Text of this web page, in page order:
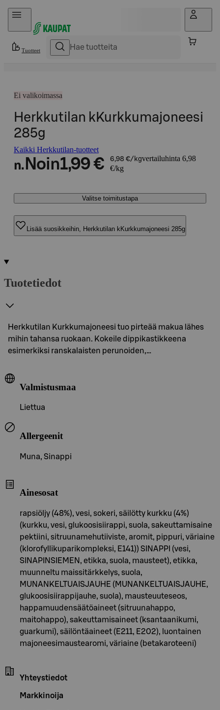
Hyppää sisältöön
Tuotteet
Ei valikoimassa
Herkkutilan kKurkkumajoneesi
285g
Kaikki Herkkutilan-tuotteet
n. Noin1,99 € 6,98 €/kgvertailuhinta 6,98
€/kg
Valitse toimitustapa
Lisää suosikkeihin, Herkkutilan kKurkkumajoneesi 285g
Tuotetiedot
Herkkutilan Kurkkumajoneesi tuo pirteää makua lähes
mihin tahansa ruokaan. Kokeile dippikastikkeena
esimerkiksi ranskalaisten perunoiden,…
Valmistusmaa
Liettua
Allergeenit
Muna, Sinappi
Ainesosat
rapsiöljy (48%), vesi, sokeri, säilötty kurkku (4%)
(kurkku, vesi, glukoosisiirappi, suola, sakeuttamisaine
pektiini, sitruunamehutiiviste, aromit, pippuri, väriaine
(klorofyllikuparikompleksi, E141)) SINAPPI (vesi,
SINAPINSIEMEN, etikka, suola, mausteet), etikka,
muunneltu maissitärkkelys, suola,
MUNANKELTUAISJAUHE (MUNANKELTUAISJAUHE,
glukoosisiirappijauhe, suola), mausteuuteseos,
happamuudensäätöaineet (sitruunahappo,
maitohappo), sakeuttamisaineet (ksantaanikumi,
guarkumi), säilöntäaineet (E211, E202), luontainen
majoneesimaustearomi, väriaine (betakaroteeni)
Yhteystiedot
Markkinoija